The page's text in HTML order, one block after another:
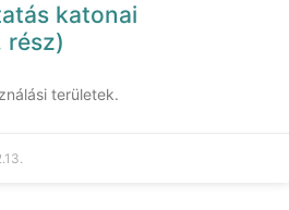
katonai
rész)
területek.